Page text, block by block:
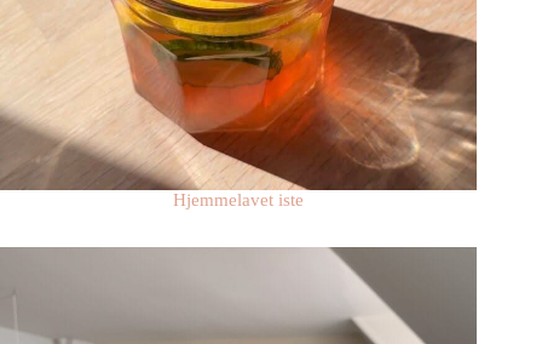
Hjemmelavet iste